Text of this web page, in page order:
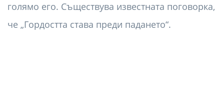
голямо его. Съществува известната поговорка,
че „Гордостта става преди падането“.